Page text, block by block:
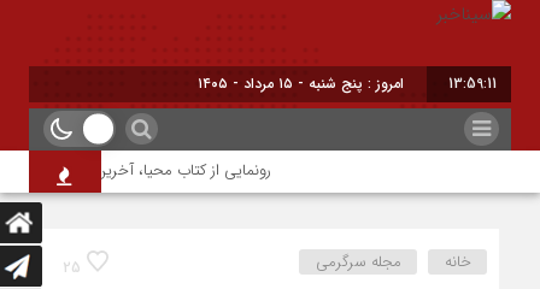
13:59:11 امروز : پنج شنبه - ۱۵ مرداد - ۱۴۰۵
رونمایی از کتاب محیا، آخرین اثر نویسنده
25 خانه مجله سرگرمی